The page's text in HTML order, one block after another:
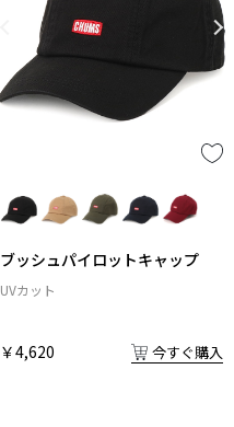
ブッシュパイロットキャップ
UVカット
￥4,620 今すぐ購入